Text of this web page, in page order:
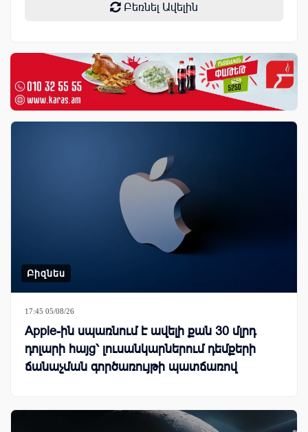
Բեռնել Ավելին
Բիզնես
17:45 05/08/26
Apple-ին սպառնում է ավելի քան 30 մլրդ
դոլարի հայց՝ լուսանկարներում դեմքերի
ճանաչման գործառույթի պատճառով